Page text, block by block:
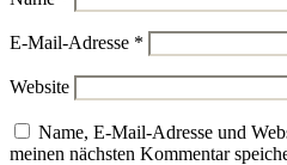
E-Mail-Adresse *
Website
Name, E-Mail-Adresse und
meinen nächsten Kommentar